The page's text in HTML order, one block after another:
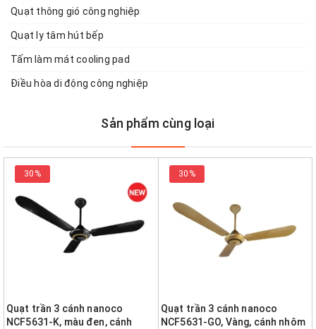
Quạt thông gió công nghiệp
Quạt ly tâm hút bếp
Tấm làm mát cooling pad
Điều hòa di động công nghiệp
Sản phẩm cùng loại
30%
Quạt trần 3 cánh nanoco
NCF5631-K, màu đen, cánh
30%
Quạt trần 3 cánh nanoco
NCF5631-GO, Vàng, cánh nhôm